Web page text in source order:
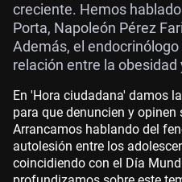
creciente. Hemos
Porta, Napoleón Pérez
Además, el
relación entre la obesidad
En 'Hora ciudadana' damos
para que denuncien y opinen
Arrancamos hablando del
autolesión entre los
coincidiendo con el Día